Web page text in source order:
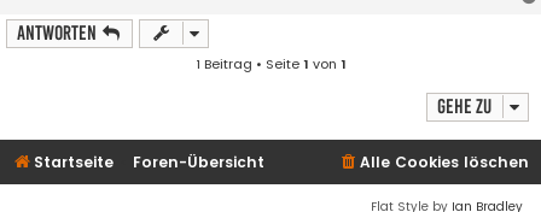
Antworten
1 Beitrag • Seite1 von 1
Gehe zu
Startseite Foren-Übersicht Alle Cookies löschen
Flat Style by Ian Bradley